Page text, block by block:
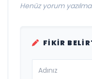
Henüz yorum
FIKIR